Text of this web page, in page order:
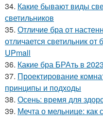
34. Какие бывают виды
светильников
35. Отличие бра от
отличается светильник
UPmall
36. Какие бра БРАть в
37. Проектирование
принципы и подходы
38. Осень: время для
39. Мечта о мельнице: